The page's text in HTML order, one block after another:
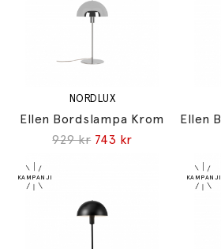
NORDLUX
Ellen Bordslampa Krom
929 kr 743 kr